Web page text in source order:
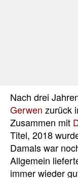
Nach drei
Gerwen zurück
Zusammen mit
Titel, 2018
Damals war
Allgemein
immer wieder